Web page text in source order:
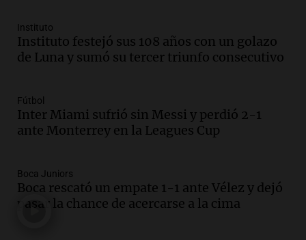
800 kilos de basura por jornada
Una mañana para todos
Episodios
contrato de Leo con Barcelona
Una mañana para todos
Episodios
Messi hubiera llegado adonde llegó"
Una mañana para todos
Episodios
Instituto
Instituto festejó sus 108 años con un golazo
de Luna y sumó su tercer triunfo consecutivo
Fútbol
Inter Miami sufrió sin Messi y perdió 2-1
ante Monterrey en la Leagues Cup
Boca Juniors
Boca rescató un empate 1-1 ante Vélez y dejó
pasar la chance de acercarse a la cima